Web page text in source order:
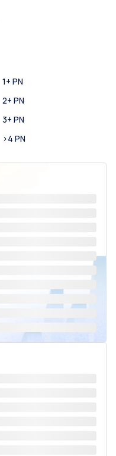
1+ PN
2+ PN
3+ PN
>4 PN